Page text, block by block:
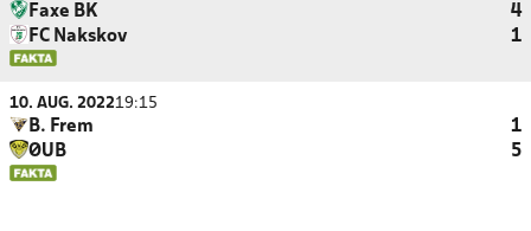
Faxe BK
4
FC Nakskov
1
10. AUG. 202219:15
B. Frem
1
ØUB
5